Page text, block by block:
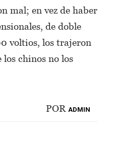
mal; en vez de haber
de doble
voltios, los trajeron
chinos no los
POR ADMIN